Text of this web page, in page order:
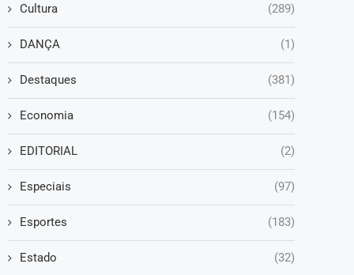
Cultura (289)
DANÇA (1)
Destaques (381)
Economia (154)
EDITORIAL (2)
Especiais (97)
Esportes (183)
Estado (32)